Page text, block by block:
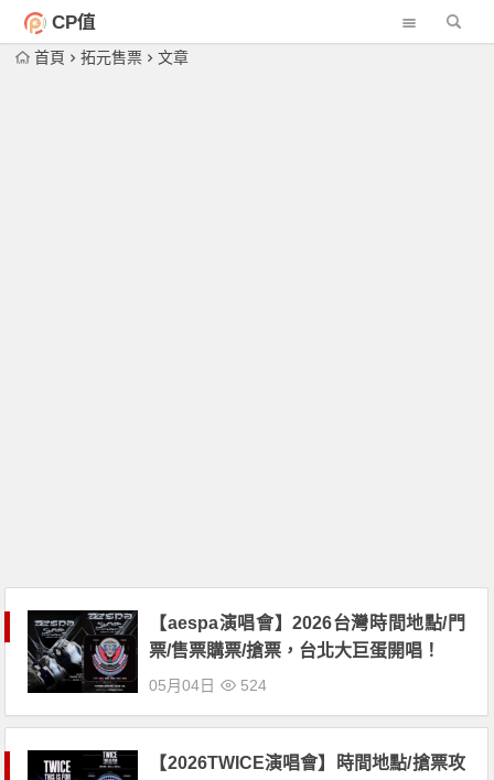
CP值
首頁 拓元售票 文章
【aespa演唱會】2026台灣時間地點/門
票/售票購票/搶票，台北大巨蛋開唱！
05月04日 524
【2026TWICE演唱會】時間地點/搶票攻